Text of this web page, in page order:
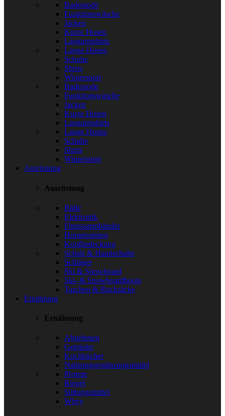
Bademode
Funktionswäsche
Jacken
Kurze Hosen
Langarmshirts
Lange Hosen
Schuhe
Shirts
Wintersport
Bademode
Funktionswäsche
Jacken
Kurze Hosen
Langarmshirts
Lange Hosen
Schuhe
Shirts
Wintersport
Ausrüstung
Ausrüstung
Bälle
Elektronik
Fitnessarmbänder
Hometraining
Kopfbedeckung
Schals & Handschuhe
Schläger
Ski & Snowboard
Ski- & Snowboardboots
Taschen & Rucksäcke
Ernährung
Ernährung
Abnehmen
Getränke
Kochbücher
Nahrungsergänzungsmittel
Protein
Riegel
Süßungsmittel
Whey